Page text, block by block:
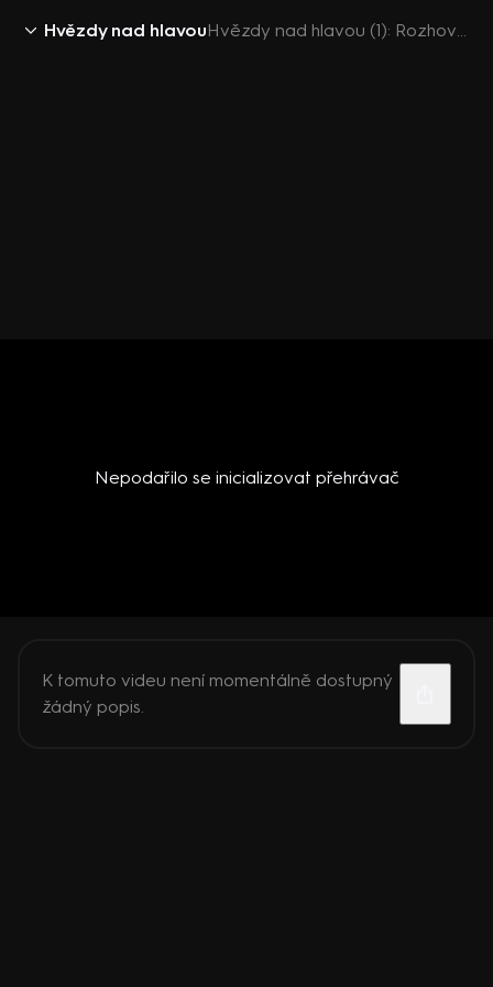
Hvězdy nad hlavou Hvězdy nad hlavou (1): Rozhovor s Amélií Pokornou
Nepodařilo se inicializovat přehrávač
K tomuto videu není momentálně dostupný
žádný popis.